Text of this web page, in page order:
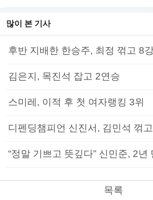
많이 본 기사
후반 지배한 한승주, 최정 꺾고 8
김은지, 목진석 잡고 2연승
스미레, 이적 후 첫 여자랭킹 3위
디펜딩챔피언 신진서, 김민석 꺾
“정말 기쁘고 뜻깊다” 신민준, 2년
목록